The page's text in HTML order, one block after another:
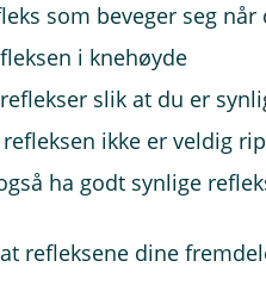
som beveger seg når
i knehøyde
slik at du er
refleksen ikke er veldig
ha godt synlige
refleksene dine